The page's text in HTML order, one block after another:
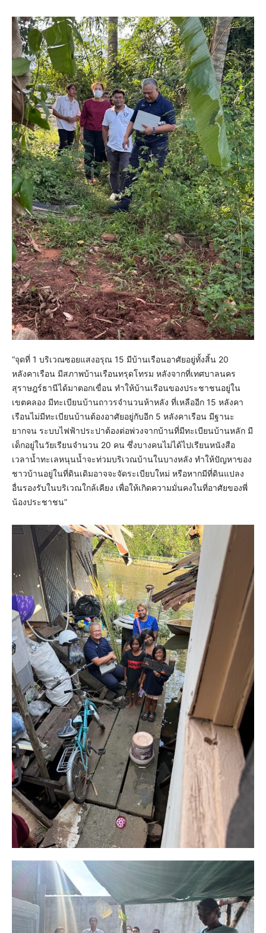
“จุดที่ 1 บริเวณซอยแสงอรุณ 15 มีบ้านเรือนอาศัยอยู่ทั้งสิ้น 20
หลังคาเรือน มีสภาพบ้านเรือนทรุดโทรม หลังจากที่เทศบาลนคร
สุราษฎร์ธานีได้มาตอกเขื่อน ทำให้บ้านเรือนของประชาชนอยู่ใน
เขตคลอง มีทะเบียนบ้านถาวรจำนวนห้าหลัง ที่เหลืออีก 15 หลังคา
เรือนไม่มีทะเบียนบ้านต้องอาศัยอยู่กับอีก 5 หลังคาเรือน มีฐานะ
ยากจน ระบบไฟฟ้าประปาต้องต่อพ่วงจากบ้านที่มีทะเบียนบ้านหลัก มี
เด็กอยู่ในวัยเรียนจำนวน 20 คน ซึ่งบางคนไม่ได้ไปเรียนหนังสือ
เวลาน้ำทะเลหนุนน้ำจะท่วมบริเวณบ้านในบางหลัง ทำให้ปัญหาของ
ชาวบ้านอยู่ในที่ดินเดิมอาจจะจัดระเบียบใหม่ หรือหากมีที่ดินแปลง
อื่นรองรับในบริเวณใกล้เคียง เพื่อให้เกิดความมั่นคงในที่อาศัยของพี่
น้องประชาชน”